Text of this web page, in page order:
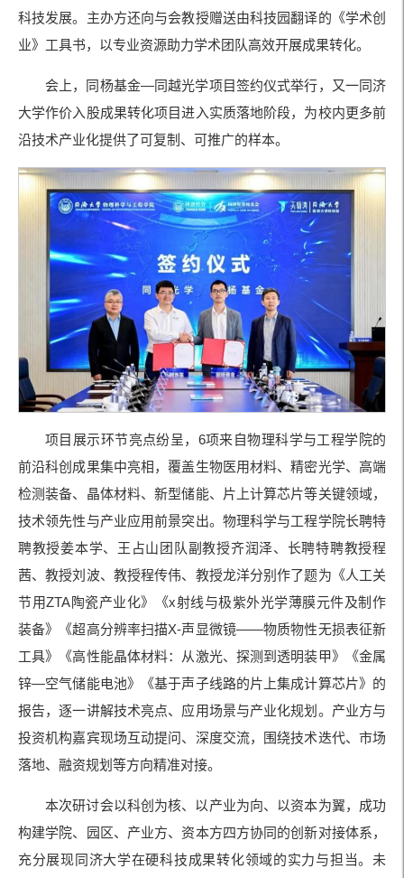
科技发展。主办方还向与会教授赠送由科技园翻译的《学术创
业》工具书，以专业资源助力学术团队高效开展成果转化。
会上，同杨基金—同越光学项目签约仪式举行，又一同济
大学作价入股成果转化项目进入实质落地阶段，为校内更多前
沿技术产业化提供了可复制、可推广的样本。
项目展示环节亮点纷呈，6项来自物理科学与工程学院的
前沿科创成果集中亮相，覆盖生物医用材料、精密光学、高端
检测装备、晶体材料、新型储能、片上计算芯片等关键领域，
技术领先性与产业应用前景突出。物理科学与工程学院长聘特
聘教授姜本学、王占山团队副教授齐润泽、长聘特聘教授程
茜、教授刘波、教授程传伟、教授龙洋分别作了题为《人工关
节用ZTA陶瓷产业化》《x射线与极紫外光学薄膜元件及制作
装备》《超高分辨率扫描X-声显微镜——物质物性无损表征新
工具》《高性能晶体材料：从激光、探测到透明装甲》《金属
锌—空气储能电池》《基于声子线路的片上集成计算芯片》的
报告，逐一讲解技术亮点、应用场景与产业化规划。产业方与
投资机构嘉宾现场互动提问、深度交流，围绕技术迭代、市场
落地、融资规划等方向精准对接。
本次研讨会以科创为核、以产业为向、以资本为翼，成功
构建学院、园区、产业方、资本方四方协同的创新对接体系，
充分展现同济大学在硬科技成果转化领域的实力与担当。未